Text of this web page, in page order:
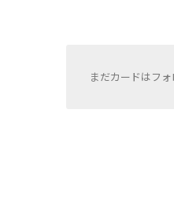
まだカードはフォ